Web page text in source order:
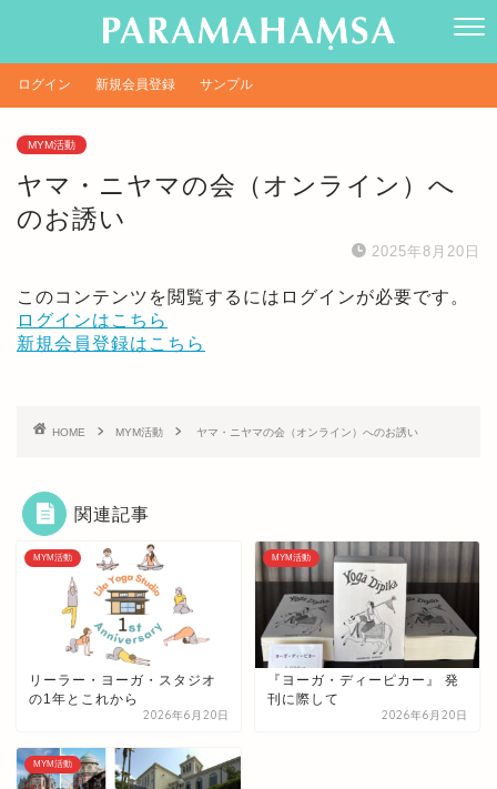
ログイン 新規会員登録 サンプル
MYM活動
ヤマ・ニヤマの会（オンライン）へ
のお誘い
2025年8月20日
このコンテンツを閲覧するにはログインが必要です。
ログインはこちら
新規会員登録はこちら
HOME MYM活動 ヤマ・ニヤマの会（オンライン）へのお誘い
関連記事
MYM活動
リーラー・ヨーガ・スタジオ
の1年とこれから
2026年6月20日
MYM活動
『ヨーガ・ディーピカー』 発
刊に際して
2026年6月20日
MYM活動